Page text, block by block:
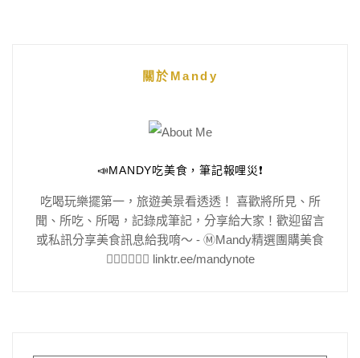
關於Mandy
📣MANDY吃美食，筆記報哩災❗️
吃喝玩樂擺第一，旅遊美景看透透！ 喜歡將所見、所
聞、所吃、所喝，記錄成筆記，分享給大家！歡迎留言
或私訊分享美食訊息給我唷～ - Ⓜ️Mandy精選團購美食
👇🏻👇🏻👇🏻 linktr.ee/mandynote